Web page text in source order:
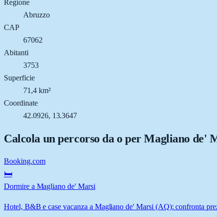
Regione
Abruzzo
CAP
67062
Abitanti
3753
Superficie
71,4 km²
Coordinate
42.0926, 13.3647
Calcola un percorso da o perMagliano de'
Booking.com
🛏️
Dormire a Magliano de' Marsi
Hotel, B&B e case vacanza a Magliano de' Marsi (AQ): confronta